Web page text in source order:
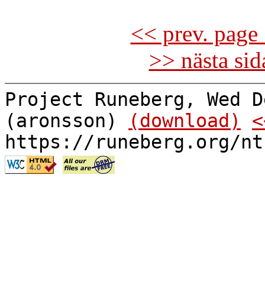
<< prev.
>> nästa
Project Runeberg, Wed
(aronsson)
(download)
https://runeberg.org/